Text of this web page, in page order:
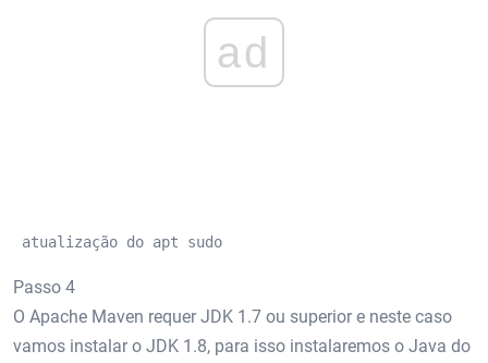
ad
atualização do apt sudo
Passo 4
O Apache Maven requer JDK 1.7 ou superior e neste caso
vamos instalar o JDK 1.8, para isso instalaremos o Java do